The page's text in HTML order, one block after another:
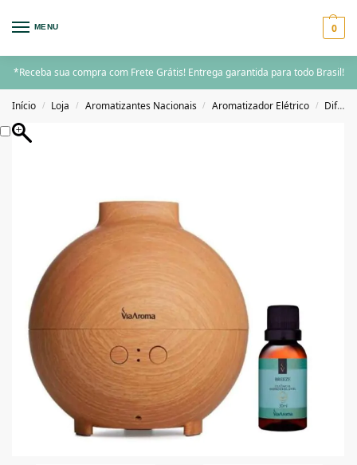
MENU 0
*Receba sua compra com Frete Grátis! Entrega garantida para todo Brasil!
Início / Loja / Aromatizantes Nacionais / Aromatizador Elétrico / Difusor Ultrassônico Umidificador